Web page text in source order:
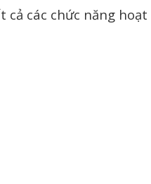
các chức năng